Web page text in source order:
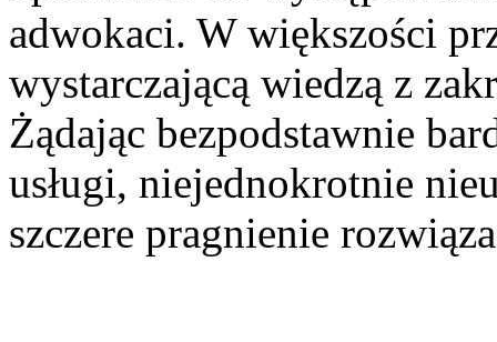
adwokaci. W większości
wystarczającą wiedzą z
Żądając bezpodstawnie
usługi, niejednokrotnie
szczere pragnienie